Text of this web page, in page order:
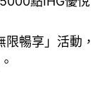
暢享」活動，